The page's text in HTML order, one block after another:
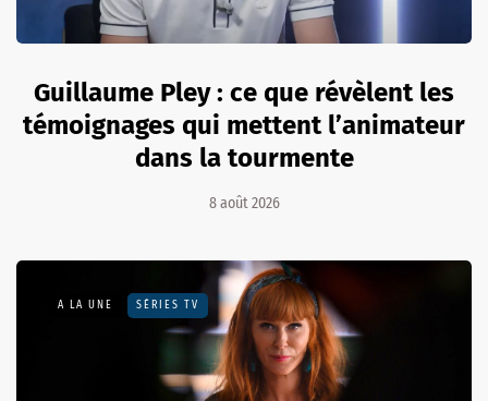
Guillaume Pley : ce que révèlent les
témoignages qui mettent l’animateur
dans la tourmente
8 août 2026
A LA UNE SÉRIES TV